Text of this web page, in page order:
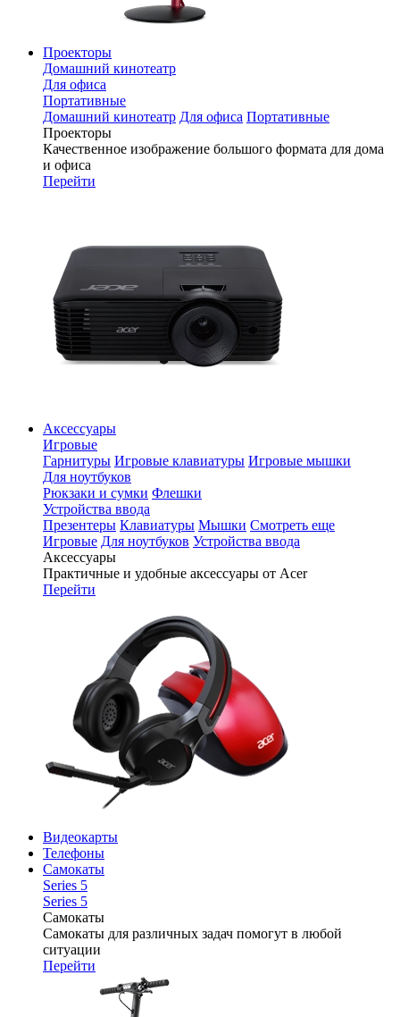
Проекторы
Домашний кинотеатр
Для офиса
Портативные
Домашний кинотеатр Для офиса Портативные
Проекторы
Качественное изображение большого формата для дома
и офиса
Перейти
Аксессуары
Игровые
Гарнитуры Игровые клавиатуры Игровые мышки
Для ноутбуков
Рюкзаки и сумки Флешки
Устройства ввода
Презентеры Клавиатуры Мышки Смотреть еще
Игровые Для ноутбуков Устройства ввода
Аксессуары
Практичные и удобные аксессуары от Acer
Перейти
Видеокарты
Телефоны
Самокаты
Series 5
Series 5
Самокаты
Самокаты для различных задач помогут в любой
ситуации
Перейти